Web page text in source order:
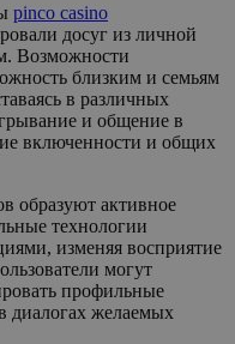
pinco casino
досуг из личной
Возможности
близким и семьям
в различных
и общение в
включенности и общих
образуют активное
технологии
изменяя восприятие
могут
профильные
диалогах желаемых